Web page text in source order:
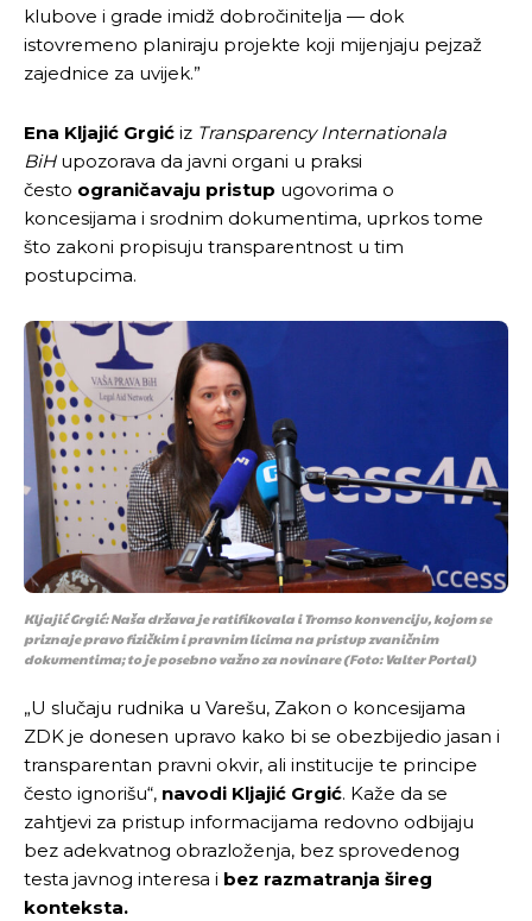
klubove i grade imidž dobročinitelja — dok
istovremeno planiraju projekte koji mijenjaju pejzaž
zajednice za uvijek.”
Ena Kljajić Grgić iz Transparency Internationala
BiHupozorava da javni organi u praksi
često ograničavaju pristup ugovorima o
koncesijama i srodnim dokumentima, uprkos tome
što zakoni propisuju transparentnost u tim
postupcima.
Kljajić Grgić: Naša država je ratifikovala i Tromso konvenciju, kojom se
priznaje pravo fizičkim i pravnim licima na pristup zvaničnim
dokumentima; to je posebno važno za novinare(Foto: Valter Portal)
„U slučaju rudnika u Varešu, Zakon o koncesijama
ZDK je donesen upravo kako bi se obezbijedio jasan i
transparentan pravni okvir, ali institucije te principe
često ignorišu“, navodi Kljajić Grgić. Kaže da se
zahtjevi za pristup informacijama redovno odbijaju
bez adekvatnog obrazloženja, bez sprovedenog
testa javnog interesa i bez razmatranja šireg
konteksta.